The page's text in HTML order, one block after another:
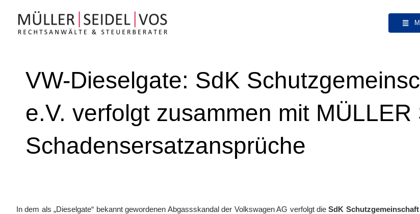
springen
VW-Dieselgate: SdK
e.V. verfolgt zusammen mit MÜLLER
Schadensersatzansprüche
In dem als „Dieselgate“ bekannt gewordenen Abgassskandal der Volkswagen AG verfolgt dieSdK